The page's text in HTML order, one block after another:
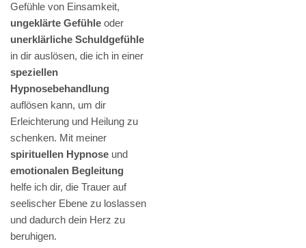
Gefühle von Einsamkeit,
ungeklärte Gefühle oder
unerklärliche Schuldgefühle
in dir auslösen, die ich in einer
speziellen
Hypnosebehandlung
auflösen kann, um dir
Erleichterung und Heilung zu
schenken. Mit meiner
spirituellen Hypnose und
emotionalen Begleitung
helfe ich dir, die Trauer auf
seelischer Ebene zu loslassen
und dadurch dein Herz zu
beruhigen.